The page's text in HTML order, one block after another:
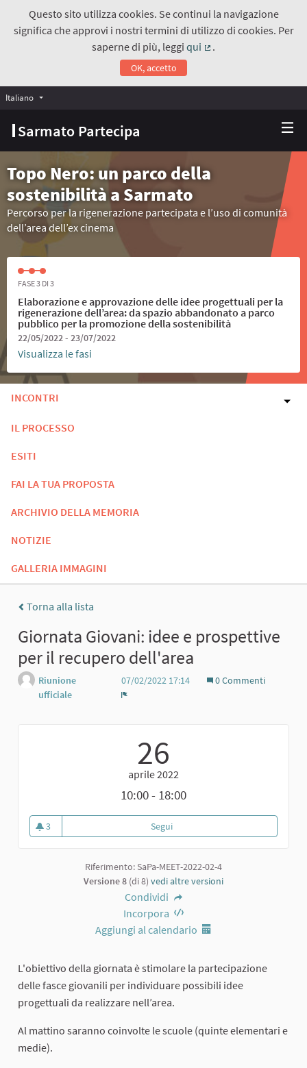
Questo sito utilizza cookies. Se continui la navigazione
significa che approvi i nostri termini di utilizzo di cookies. Per
saperne di più, leggiqui
.
OK, accetto
Sarmato Partecipa
Italiano Choose language
Topo Nero: un parco della
sostenibilità a Sarmato
Percorso per la rigenerazione partecipata e l’uso di comunità
dell’area dell’ex cinema
FASE 3 DI 3
Elaborazione e approvazione delle idee progettuali per la
rigenerazione dell’area: da spazio abbandonato a parco
pubblico per la promozione della sostenibilità
22/05/2022 - 23/07/2022
Visualizza le fasi
INCONTRI
IL PROCESSO
ESITI
FAI LA TUA PROPOSTA
ARCHIVIO DELLA MEMORIA
NOTIZIE
GALLERIA IMMAGINI
Torna alla lista
Giornata Giovani: idee e prospettive
per il recupero dell'area
Riunione
ufficiale
07/02/2022 17:14
0 Commenti
26
aprile 2022
10:00 - 18:00
3
3 sostenitori
Segui
Riferimento: SaPa-MEET-2022-02-4
Versione 8 (di 8) vedi altre versioni
Condividi
Incorpora
Aggiungi al calendario
L'obiettivo della giornata è stimolare la partecipazione
delle fasce giovanili per individuare possibili idee
progettuali da realizzare nell’area.
Al mattino saranno coinvolte le scuole (quinte elementari e
medie).